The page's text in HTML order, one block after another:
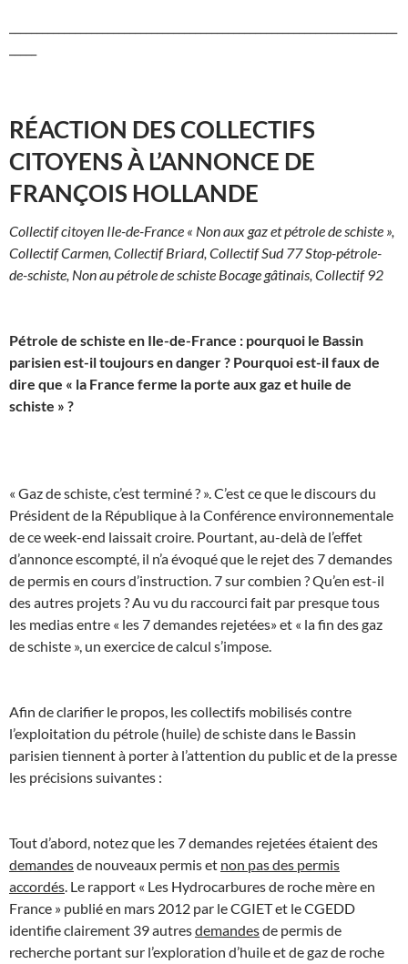
RÉACTION DES COLLECTIFS
CITOYENS À L’ANNONCE DE
FRANÇOIS HOLLANDE
Collectif citoyen Ile-de-France « Non aux gaz et pétrole de schiste »,
Collectif Carmen, Collectif Briard, Collectif Sud 77 Stop-pétrole-
de-schiste, Non au pétrole de schiste Bocage gâtinais, Collectif 92
Pétrole de schiste en Ile-de-France : pourquoi le Bassin
parisien est-il toujours en danger ? Pourquoi est-il faux de
dire que « la France ferme la porte aux gaz et huile de
schiste » ?
« Gaz de schiste, c’est terminé ? ». C’est ce que le discours du
Président de la République à la Conférence environnementale
de ce week-end laissait croire. Pourtant, au-delà de l’effet
d’annonce escompté, il n’a évoqué que le rejet des 7 demandes
de permis en cours d’instruction. 7 sur combien ? Qu’en est-il
des autres projets ? Au vu du raccourci fait par presque tous
les medias entre « les 7 demandes rejetées» et « la fin des gaz
de schiste », un exercice de calcul s’impose.
Afin de clarifier le propos, les collectifs mobilisés contre
l’exploitation du pétrole (huile) de schiste dans le Bassin
parisien tiennent à porter à l’attention du public et de la presse
les précisions suivantes :
Tout d’abord, notez que les 7 demandes rejetées étaient des
demandesde nouveaux permis et non pas des permis
accordés. Le rapport « Les Hydrocarbures de roche mère en
France » publié en mars 2012 par le CGIET et le CGEDD
identifie clairement 39 autresdemandesde permis de
recherche portant sur l’exploration d’huile et de gaz de roche